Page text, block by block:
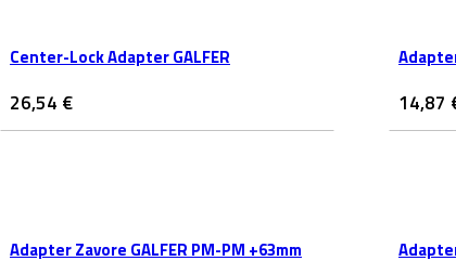
Center-Lock Adapter GALFER
26,54 € 14,87
Adapter Zavore GALFER PM-PM +63mm